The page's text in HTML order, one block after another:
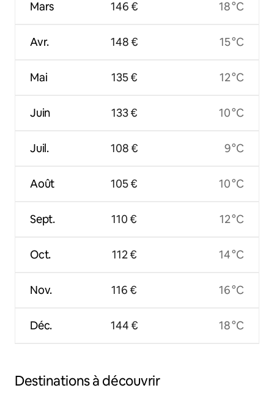
Mars
Avr.
Mai
Juin
Juil.
Août
Sept.
Oct.
Nov.
Déc.
146 €
148 €
135 €
133 €
108 €
105 €
110 €
112 €
116 €
144 €
18 °C
15 °C
12 °C
10 °C
9 °C
10 °C
12 °C
14 °C
16 °C
18 °C
Destinations à découvrir